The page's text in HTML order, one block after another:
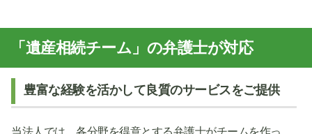
「遺産相続チーム」の弁護士が対応
豊富な経験を活かして良質のサービスをご提供